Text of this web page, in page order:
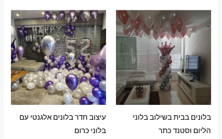
בלונים בבית בשילוב בלוני
הליום וסטנד כתר
עיצוב חדר בלונים אלגנטי עם
בלוני כרום